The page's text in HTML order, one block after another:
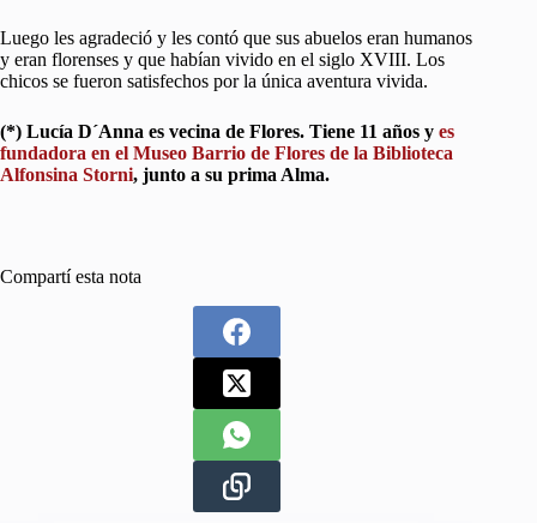
Luego les agradeció y les contó que sus abuelos eran humanos
y eran florenses y que habían vivido en el siglo XVIII. Los
chicos se fueron satisfechos por la única aventura vivida.
(*) Lucía D´Anna es vecina de Flores. Tiene 11 años y es
fundadora en el Museo Barrio de Flores de la Biblioteca
Alfonsina Storni, junto a su prima Alma.
Compartí esta nota